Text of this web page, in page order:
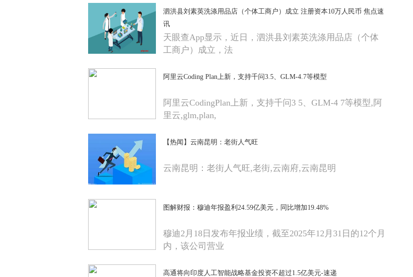
泗洪县刘素英洗涤用品店（个体工商户）成立 注册资本10万人民币 焦点速
讯
天眼查App显示，近日，泗洪县刘素英洗涤用品店（个体
工商户）成立，法
阿里云Coding Plan上新，支持千问3.5、GLM-4.7等模型
阿里云CodingPlan上新，支持千问3 5、GLM-4 7等模型,阿
里云,glm,plan,
【热闻】云南昆明：老街人气旺
云南昆明：老街人气旺,老街,云南府,云南昆明
图解财报：穆迪年报盈利24.59亿美元，同比增加19.48%
穆迪2月18日发布年报业绩，截至2025年12月31日的12个月
内，该公司营业
高通将向印度人工智能战略基金投资不超过1.5亿美元-速递